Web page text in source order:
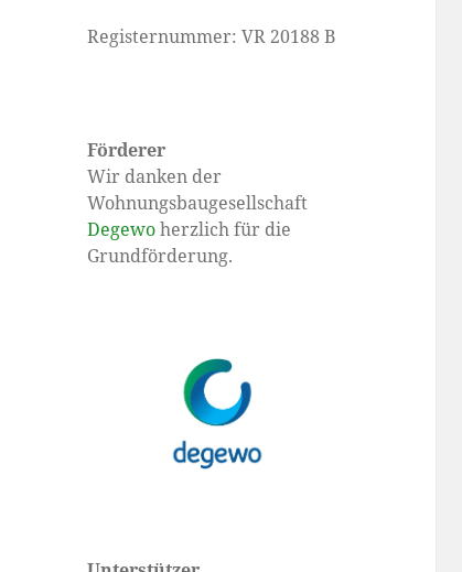
Registernummer: VR 20188 B
Förderer
Wir danken der
Wohnungsbaugesellschaft
Degewoherzlich für die
Grundförderung.